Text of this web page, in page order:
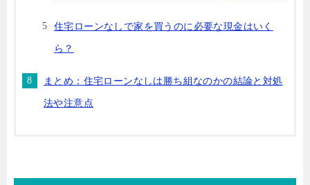
住宅ローンなしで家を買うのに必要な現金はいく
ら？
まとめ：住宅ローンなしは勝ち組なのかの結論と対処
法や注意点